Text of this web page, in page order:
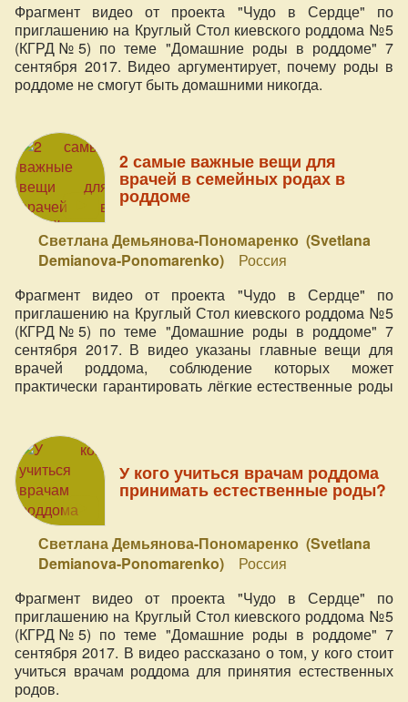
Фрагмент видео от проекта "Чудо в Сердце" по
приглашению на Круглый Стол киевского роддома №5
(КГРД№5) по теме "Домашние роды в роддоме" 7
сентября 2017. Видео аргументирует, почему роды в
роддоме не смогут быть домашними никогда.
2 самые важные вещи для
врачей в семейных родах в
роддоме
Светлана Демьянова-Пономаренко (Svetlana
Demianova-Ponomarenko)
Россия
Фрагмент видео от проекта "Чудо в Сердце" по
приглашению на Круглый Стол киевского роддома №5
(КГРД№5) по теме "Домашние роды в роддоме" 7
сентября 2017. В видео указаны главные вещи для
врачей роддома, соблюдение которых может
практически гарантировать лёгкие естественные роды
У кого учиться врачам роддома
принимать естественные роды?
Светлана Демьянова-Пономаренко (Svetlana
Demianova-Ponomarenko)
Россия
Фрагмент видео от проекта "Чудо в Сердце" по
приглашению на Круглый Стол киевского роддома №5
(КГРД№5) по теме "Домашние роды в роддоме" 7
сентября 2017. В видео рассказано о том, у кого стоит
учиться врачам роддома для принятия естественных
родов.